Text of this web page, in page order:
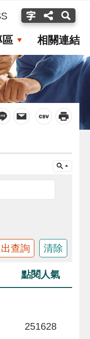
區 相關連結
點閱人氣
251628